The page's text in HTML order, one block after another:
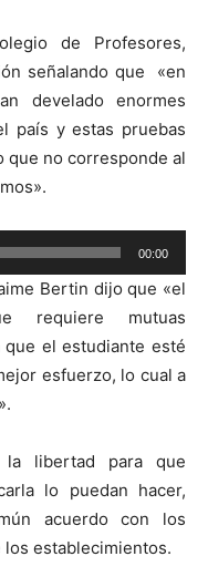
de Profesores,
señalando que «en
develado enormes
país y estas pruebas
que no corresponde al
00:00
Bertin dijo que «el
requiere mutuas
el estudiante esté
esfuerzo, lo cual a
libertad para que
lo puedan hacer,
acuerdo con los
establecimientos.